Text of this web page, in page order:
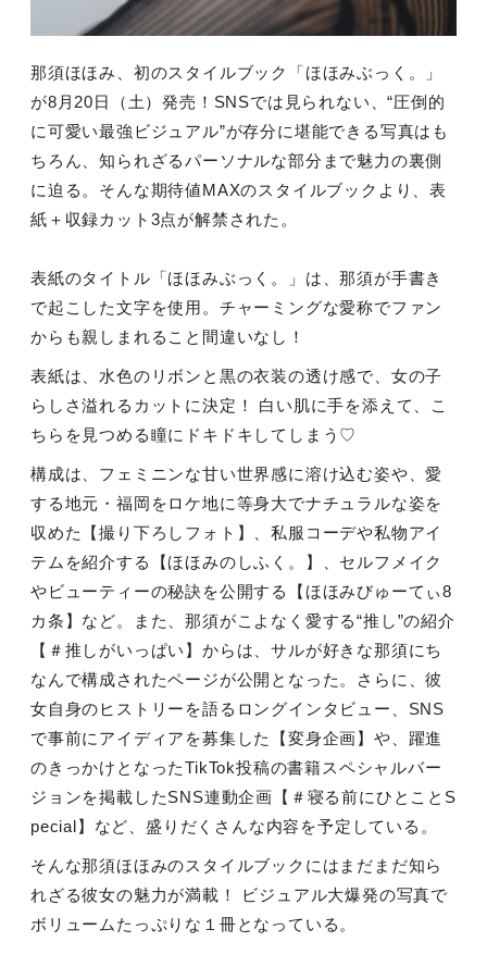
那須ほほみ、初のスタイルブック「ほほみぶっく。」
が8 月 20日（土）発売！ SNSでは見られない、“圧倒的
に可愛い最強ビジュアル”が存分に堪能できる写真はも
ちろん、知られざるパーソナルな部分まで魅力の裏側
に迫る。そんな期待値MAXのスタイルブックより、表
紙＋収録カット 3点が解禁された。
表紙のタイトル「ほほみぶっく。」は、那須が手書き
で起こした文字を使用。チャーミングな愛称でファン
からも親しまれること間違いなし！
表紙は、水色のリボンと黒の衣装の透け感で、女の子
らしさ溢れるカットに決定！ 白い肌に手を添えて、こ
ちらを見つめる瞳にドキドキしてしまう♡
構成は、フェミニンな甘い世界感に溶け込む姿や、愛
する地元・福岡をロケ地に等身大でナチュラルな姿を
収めた【撮り下ろしフォト】、私服コーデや私物アイ
テムを紹介する【ほほみのしふく。】、セルフメイク
やビューティーの秘訣を公開する【ほほみびゅーてぃ8
カ条】など。また、那須がこよなく愛する“推し”の紹介
【＃推しがいっぱい】からは、サルが好きな那須にち
なんで構成されたページが公開となった。さらに、彼
女自身のヒストリーを語るロングインタビュー、 SNS
で事前にアイディアを募集した【変身企画】や、躍進
のきっかけとなったTikTok投稿の書籍スペシャルバー
ジョンを掲載したSNS連動企画【＃寝る前にひとこと S
pecial】など、盛りだくさんな内容を予定している。
そんな那須ほほみのスタイルブックにはまだまだ知ら
れざる彼女の魅力が満載！ ビジュアル大爆発の写真で
ボリュームたっぷりな１冊となっている。